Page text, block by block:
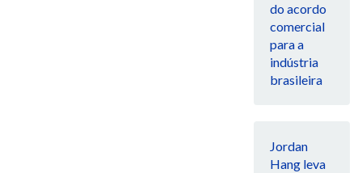
do acordo
comercial
para a
indústria
brasileira
Jordan
Hang leva